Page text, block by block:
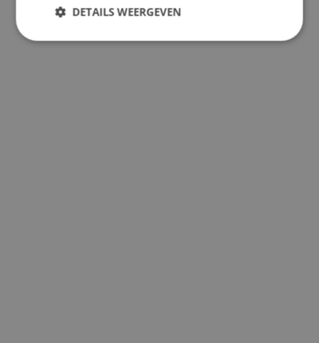
DETAILS WEERGEVEN